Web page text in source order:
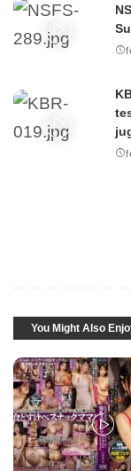
You Might Also